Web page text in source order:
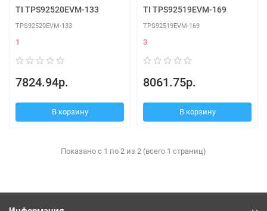
TI TPS92520EVM-133
TPS92520EVM-133
1
7824.94р.
В корзину
TI TPS92519EVM-169
TPS92519EVM-169
3
8061.75р.
В корзину
Показано с 1 по 2 из 2 (всего 1 страниц)